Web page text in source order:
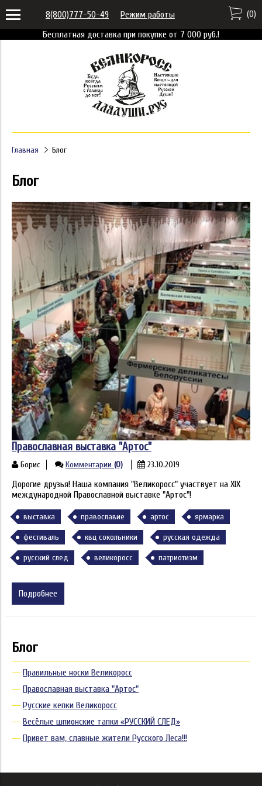
Бесплатная доставка при покупке от 7 000 руб.!
8(800)777-50-49 Режим работы (0)
Главная Блог
Блог
Православная выставка "Артос"
Борис Комментарии (0) 23.10.2019
Дорогие друзья! Наша компания "Великоросс" участвует на XIX
международной Православной выставке "Артос"!
выставка православие артос ярмарка
фестиваль квц сокольники русская одежда
русский след великоросс патриотизм
Подробнее
Блог
Правильные носки Великоросс
Православная выставка "Артос"
Русские кепки Великоросс
Весёлые шпионские тапки «РУССКИЙ СЛЕД»
Привет вам, славные жители Русского Леса!!!